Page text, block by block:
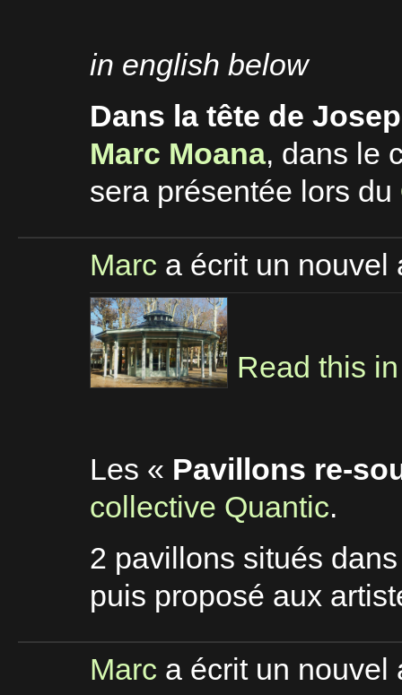
in english below
Dans la tête de
Marc Moana, dans le
sera présentée lors du
Marc a écrit un
Read this
Les « Pavillons re-
collective Quantic.
2 pavillons situés
puis proposé aux
Marc a écrit un